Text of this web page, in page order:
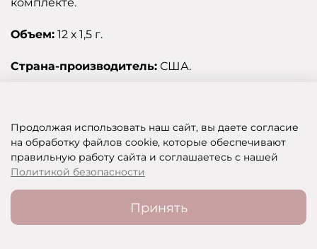
Объем: 12 х 1,5 г.
Страна-производитель: США.
SHOP OF BEAUTY - МУЛЬТИБРЕНДОВЫЙ ИНТЕРНЕТ-МАГАЗИН КОСМЕТИКИ
Продолжая использовать наш сайт, вы даете согласие
на обработку файлов cookie, которые обеспечивают
правильную работу сайта и соглашаетесь с нашей
Политикой безопасности
Принять